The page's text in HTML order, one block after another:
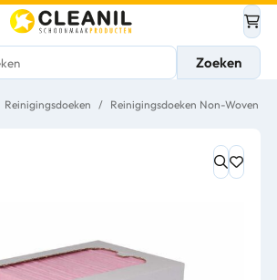
Zoeken
Reinigingsdoeken / Reinigingsdoeken Non-Woven